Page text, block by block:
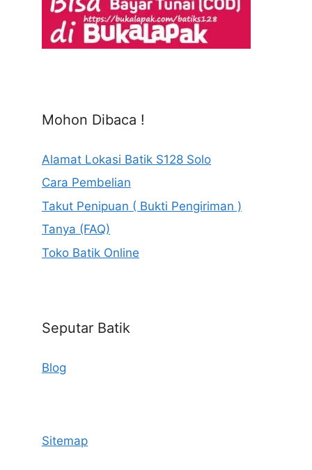
Mohon Dibaca !
Alamat Lokasi Batik S128 Solo
Cara Pembelian
Takut Penipuan ( Bukti Pengiriman )
Tanya (FAQ)
Toko Batik Online
Seputar Batik
Blog
Sitemap